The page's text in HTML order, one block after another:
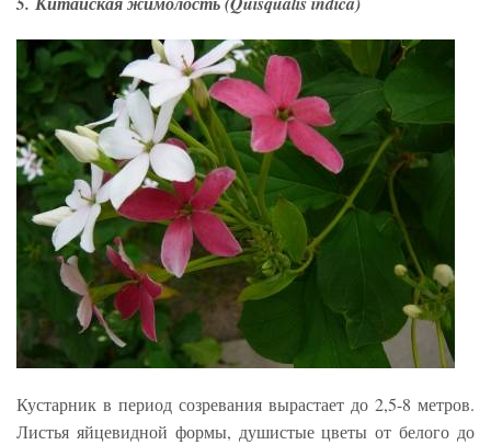
Кустарник в период созревания вырастает до 2,5-8 метров.
Листья яйцевидной формы, душистые цветы от белого до